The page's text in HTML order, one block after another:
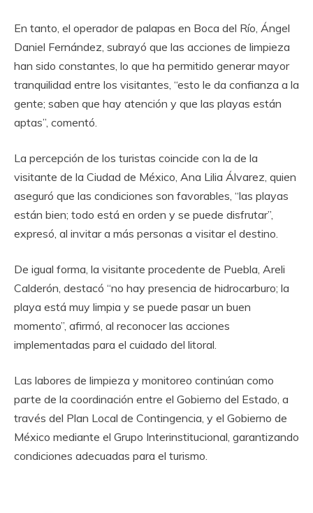
En tanto, el operador de palapas en Boca del Río, Ángel
Daniel Fernández, subrayó que las acciones de limpieza
han sido constantes, lo que ha permitido generar mayor
tranquilidad entre los visitantes, “esto le da confianza a la
gente; saben que hay atención y que las playas están
aptas”, comentó.
La percepción de los turistas coincide con la de la
visitante de la Ciudad de México, Ana Lilia Álvarez, quien
aseguró que las condiciones son favorables, “las playas
están bien; todo está en orden y se puede disfrutar”,
expresó, al invitar a más personas a visitar el destino.
De igual forma, la visitante procedente de Puebla, Areli
Calderón, destacó “no hay presencia de hidrocarburo; la
playa está muy limpia y se puede pasar un buen
momento”, afirmó, al reconocer las acciones
implementadas para el cuidado del litoral.
Las labores de limpieza y monitoreo continúan como
parte de la coordinación entre el Gobierno del Estado, a
través del Plan Local de Contingencia, y el Gobierno de
México mediante el Grupo Interinstitucional, garantizando
condiciones adecuadas para el turismo.